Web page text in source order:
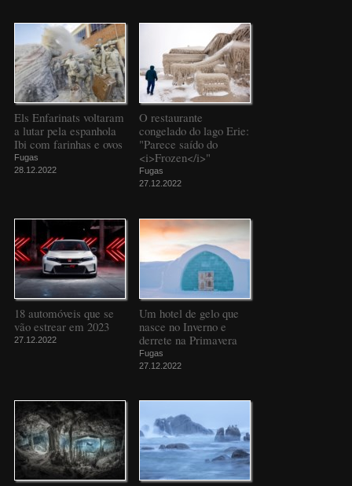
Els Enfarinats voltaram
a lutar pela espanhola
Ibi com farinhas e ovos
Fugas
28.12.2022
O restaurante
congelado do lago Erie:
"Parece saído do
<i>Frozen</i>"
Fugas
27.12.2022
18 automóveis que se
vão estrear em 2023
27.12.2022
Um hotel de gelo que
nasce no Inverno e
derrete na Primavera
Fugas
27.12.2022